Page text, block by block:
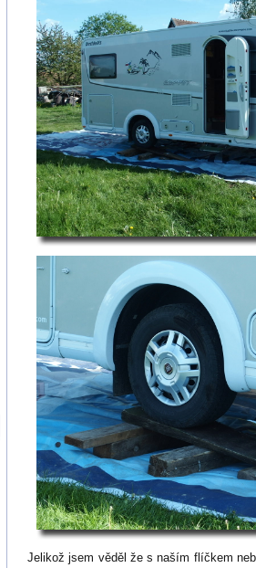
Jelikož jsem věděl že s naším flíčkem